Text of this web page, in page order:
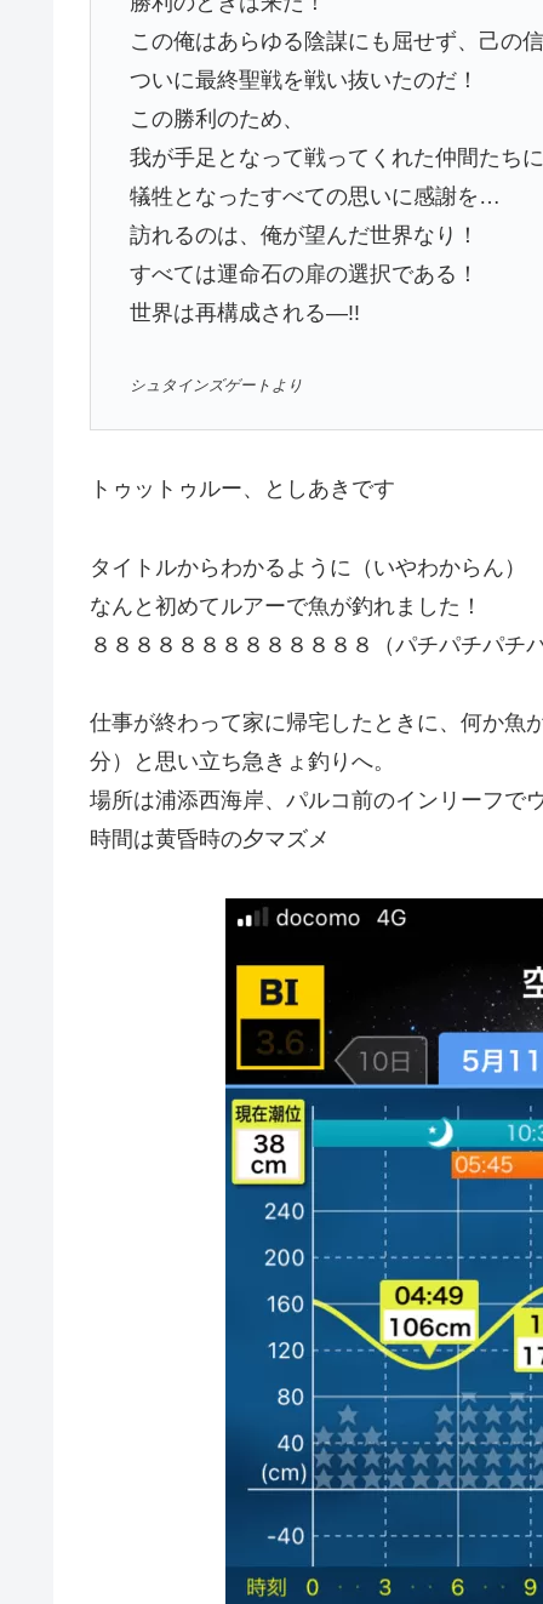
この俺はあらゆる陰謀にも屈せず、己の
ついに最終聖戦を戦い抜いたのだ！
この勝利のため、
我が手足となって戦ってくれた仲間たち
犠牲となったすべての思いに感謝を…
訪れるのは、俺が望んだ世界なり！
すべては運命石の扉の選択である！
世界は再構成される―!!
シュタインズゲートより
トゥットゥルー、としあきです
タイトルからわかるように（いやわからん）
なんと初めてルアーで魚が釣れました！
８８８８８８８８８８８８８（パチパチパチ
仕事が終わって家に帰宅したときに、何か魚
分）と思い立ち急きょ釣りへ。
場所は浦添西海岸、パルコ前のインリーフで
時間は黄昏時の夕マズメ